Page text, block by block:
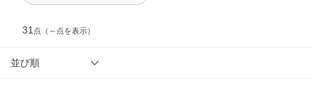
31 点 （～点を表示）
並び順